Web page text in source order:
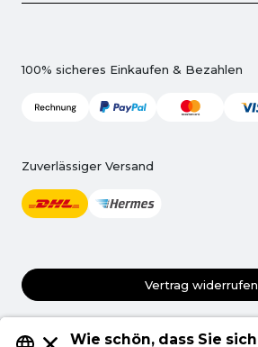
100% sicheres Einkaufen & Bezahlen
Zuverlässiger Versand
Vertrag widerrufen